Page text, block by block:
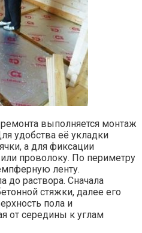
выполняется монтаж
удобства её укладки
а для фиксации
проволоку. По периметру
ленту.
до раствора. Сначала
стяжки, далее его
пола и
от середины к углам